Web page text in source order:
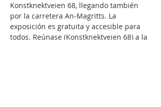
Konstknektveien 68, llegando también
por la carretera An-Magritts. La
exposición es gratuita y accesible para
todos. Reúnase (Konstknektveien 68) a la